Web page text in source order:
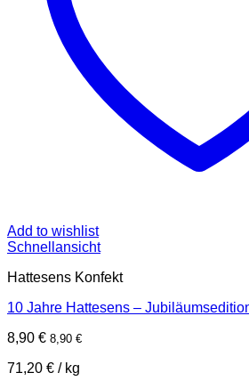
Add to wishlist
Schnellansicht
Hattesens Konfekt
10 Jahre Hattesens –
8,90 € 8,90 €
71,20 € / kg